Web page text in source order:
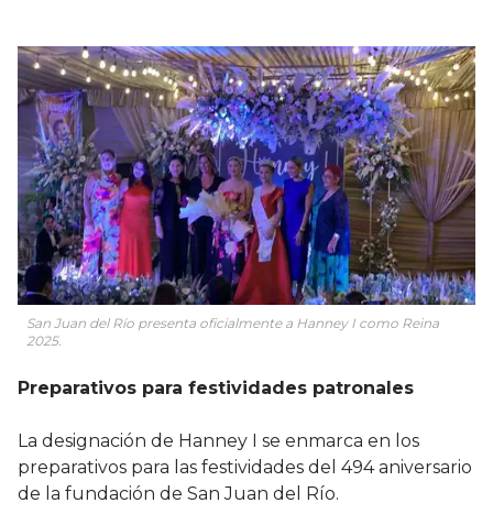
San Juan del Río presenta oficialmente a Hanney I como Reina
2025.
Preparativos para festividades patronales
La designación de Hanney I se enmarca en los
preparativos para las festividades del 494 aniversario
de la fundación de San Juan del Río.